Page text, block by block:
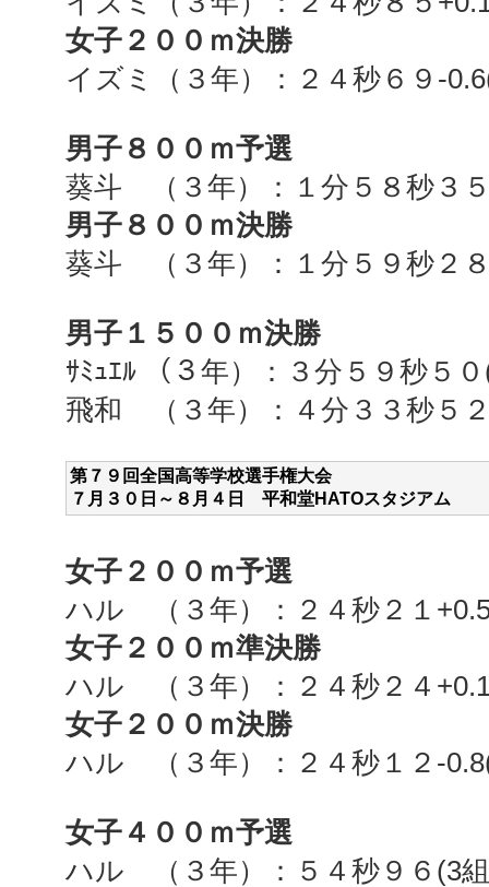
女子２００ｍ決勝
イズミ（３年）：２４秒６９-0.6
男子８００ｍ予選
葵斗 （３年）：１分５８秒３
男子８００ｍ決勝
葵斗 （３年）：１分５９秒２
男子１５００ｍ決勝
ｻﾐｭｴﾙ （３年）：３分５９秒５
飛和 （３年）：４分３３秒５
第７９回全国高等学校選手権大会
７月３０ 日～８月４日 平和堂HATOスタジアム
女子２００ｍ予選
ハル （３年）：２４秒２１
女子２００ｍ準決勝
ハル （３年）：２４秒２４
女子２００ｍ決勝
ハル （３年）：２４秒１２-0.8
女子４００ｍ予選
ハル （３年）：５４秒９６ (3組